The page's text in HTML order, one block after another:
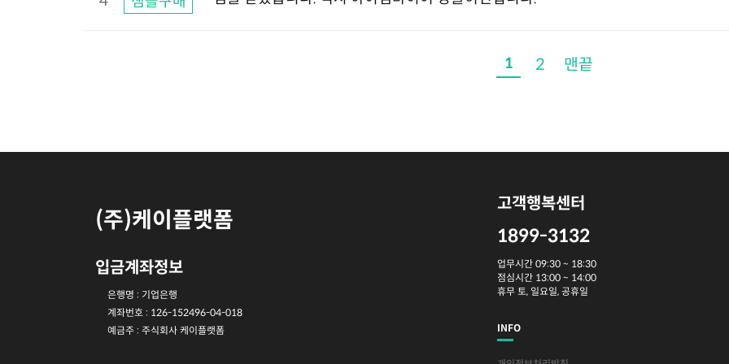
1 2 맨끝
(주)케이플랫폼
입금계좌정보
은행명 : 기업은행
계좌번호 : 126-152496-04-018
예금주 : 주식회사 케이플랫폼
고객행복센터
1899-3132
업무시간 09:30 ~ 18:30
점심시간 13:00 ~ 14:00
휴무 토, 일요일, 공휴일
INFO